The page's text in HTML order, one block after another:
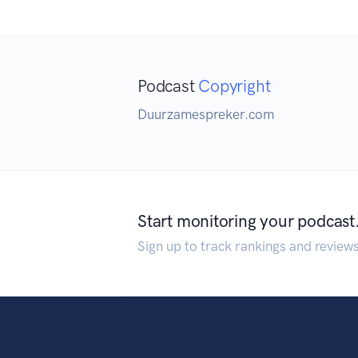
Podcast Copyright
Duurzamespreker.com
Start monitoring your podcast.
Sign up to track rankings and